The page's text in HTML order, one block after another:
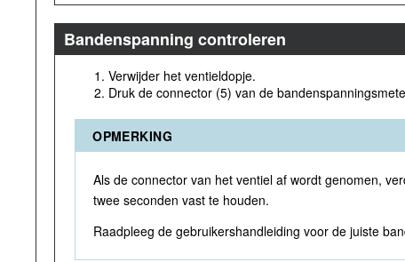
Bandenspanning controleren
Verwijder het ventieldopje.
Druk de connector (5) van de
OPMERKING
Als de connector van het ventiel af wordt genomen,
twee seconden vast te houden.
Raadpleeg de gebruikershandleiding voor de juiste